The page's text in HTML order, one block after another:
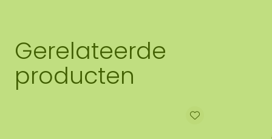
Gerelateerde
producten